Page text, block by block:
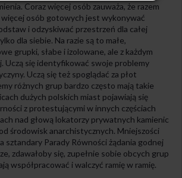
Coraz więcej osób zauważa, że razem
więcej osób gotowych jest wykonywać
i odzyskiwać przestrzeń dla całej
dla siebie. Na razie są to małe,
grupki, słabe i izolowane, ale z każdym
Uczą się identyfikować swoje problemy
Uczą się też spoglądać za płot
różnych grup bardzo często mają takie
dużych polskich miast pojawiają się
z protestującymi w innych częściach
nad głową lokatorzy prywatnych kamienic
środowisk anarchistycznych. Mniejszości
sztandary Parady Równości żądania godnej
zdawałoby się, zupełnie sobie obcych grup
współpracować i walczyć ramię w ramię.